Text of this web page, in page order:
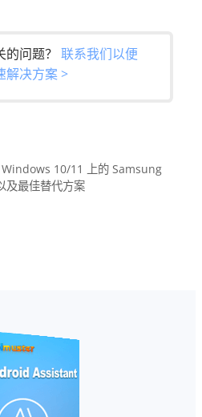
的问题？ 联系我们以便
解决方案 >
Windows 10/11 上的 Samsung
及最佳替代方案